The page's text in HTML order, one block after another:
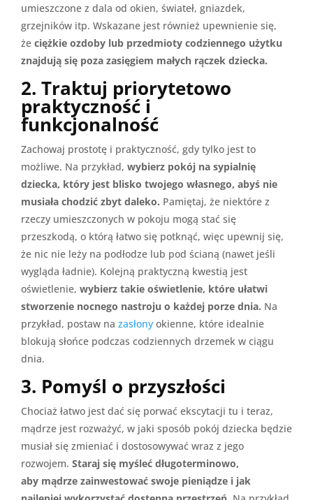
umieszczone z dala od okien, świateł, gniazdek,
grzejników itp. Wskazane jest również upewnienie się,
że ciężkie ozdoby lub przedmioty codziennego użytku
znajdują się poza zasięgiem małych rączek dziecka.
2. Traktuj priorytetowo
praktyczność i
funkcjonalność
Zachowaj prostotę i praktyczność, gdy tylko jest to
możliwe. Na przykład, wybierz pokój na sypialnię
dziecka, który jest blisko twojego własnego, abyś nie
musiała chodzić zbyt daleko. Pamiętaj, że niektóre z
rzeczy umieszczonych w pokoju mogą stać się
przeszkodą, o którą łatwo się potknąć, więc upewnij się,
że nic nie leży na podłodze lub pod ścianą (nawet jeśli
wygląda ładnie). Kolejną praktyczną kwestią jest
oświetlenie, wybierz takie oświetlenie, które ułatwi
stworzenie nocnego nastroju o każdej porze dnia. Na
przykład, postaw na zasłony okienne, które idealnie
blokują słońce podczas codziennych drzemek w ciągu
dnia.
3. Pomyśl o przyszłości
Chociaż łatwo jest dać się porwać ekscytacji tu i teraz,
mądrze jest rozważyć, w jaki sposób pokój dziecka będzie
musiał się zmieniać i dostosowywać wraz z jego
rozwojem. Staraj się myśleć długoterminowo,
aby mądrze zainwestować swoje pieniądze i jak